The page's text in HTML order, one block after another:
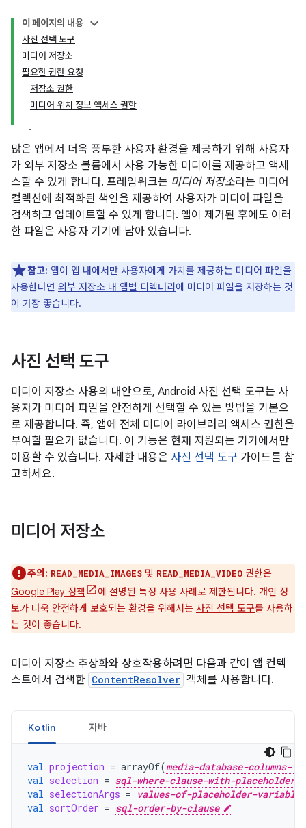
이 페이지의 내용
사진 선택 도구
미디어 저장소
필요한 권한 요청
저장소 권한
미디어 위치 정보 액세스 권한
많은 앱에서 더욱 풍부한 사용자 환경을 제공하기 위해 사용자
가 외부 저장소 볼륨에서 사용 가능한 미디어를 제공하고 액세
스할 수 있게 합니다. 프레임워크는 미디어 저장소라는 미디어
컬렉션에 최적화된 색인을 제공하여 사용자가 미디어 파일을
검색하고 업데이트할 수 있게 합니다. 앱이 제거된 후에도 이러
한 파일은 사용자 기기에 남아 있습니다.
참고: 앱이 앱 내에서만 사용자에게 가치를 제공하는 미디어 파일을
사용한다면 외부 저장소 내 앱별 디렉터리에 미디어 파일을 저장하는 것
이 가장 좋습니다.
사진 선택 도구
미디어 저장소 사용의 대안으로, Android 사진 선택 도구는 사
용자가 미디어 파일을 안전하게 선택할 수 있는 방법을 기본으
로 제공합니다. 즉, 앱에 전체 미디어 라이브러리 액세스 권한을
부여할 필요가 없습니다. 이 기능은 현재 지원되는 기기에서만
이용할 수 있습니다. 자세한 내용은 사진 선택 도구 가이드를 참
고하세요.
미디어 저장소
주의: READ_MEDIA_IMAGES 및 READ_MEDIA_VIDEO 권한은
Google Play 정책
에 설명된 특정 사용 사례로 제한됩니다. 개인 정
보가 더욱 안전하게 보호되는 환경을 위해서는 사진 선택 도구를 사용하
는 것이 좋습니다.
미디어 저장소 추상화와 상호작용하려면 다음과 같이 앱 컨텍
스트에서 검색한 ContentResolver 객체를 사용합니다.
Kotlin 자바
val projection = arrayOf(media-database-columns-
val selection = sql-where-clause-with-placeholder-
val selectionArgs = values-of-placeholder-variables
val sortOrder = sql-order-by-clause